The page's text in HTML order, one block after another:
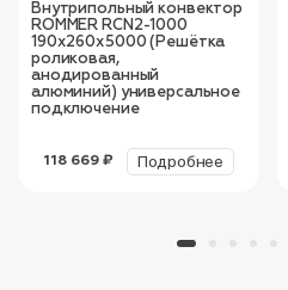
Внутрипольный конвектор
ROMMER RCN2-1000
190х260х5000 (Решётка
роликовая,
анодированный
алюминий) универсальное
подключение
118 669 ₽ Подробнее